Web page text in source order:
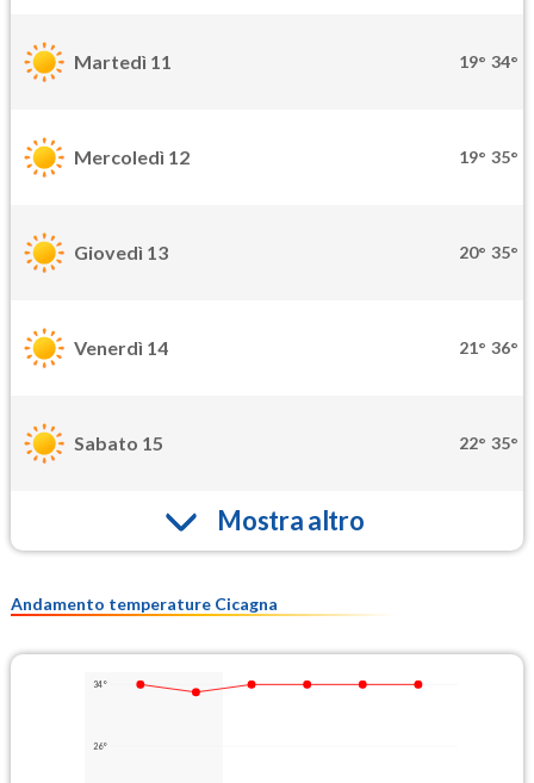
Martedì 11 19° 34°
Mercoledì 12 19° 35°
Giovedì 13 20° 35°
Venerdì 14 21° 36°
Sabato 15 22° 35°
Mostra altro
Andamento temperature Cicagna
34°
26°